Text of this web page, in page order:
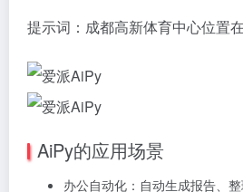
提示词：成都高新体育中心位置
AiPy的应用场景
办公自动化：自动生成报告、